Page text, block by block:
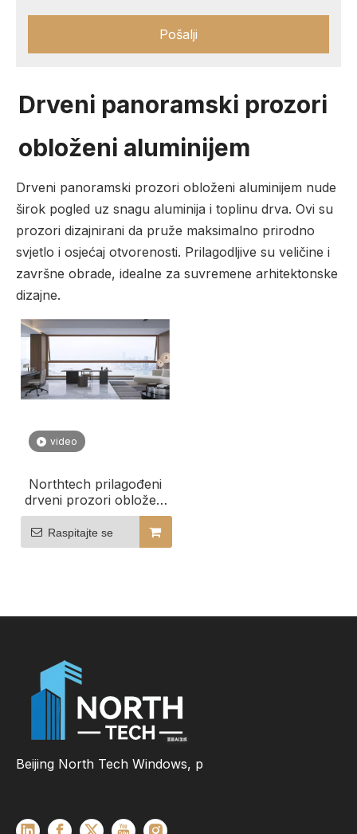
Pošalji
Drveni panoramski prozori
obloženi aluminijem
Drveni panoramski prozori obloženi aluminijem nude
širok pogled uz snagu aluminija i toplinu drva. Ovi su
prozori dizajnirani da pruže maksimalno prirodno
svjetlo i osjećaj otvorenosti. Prilagodljive su veličine i
završne obrade, idealne za suvremene arhitektonske
dizajne.
video
Northtech prilagođeni
drveni prozori obloženi
aluminijem za poslovne
zgrade
Raspitajte se
Beijing North Tech Windows, p